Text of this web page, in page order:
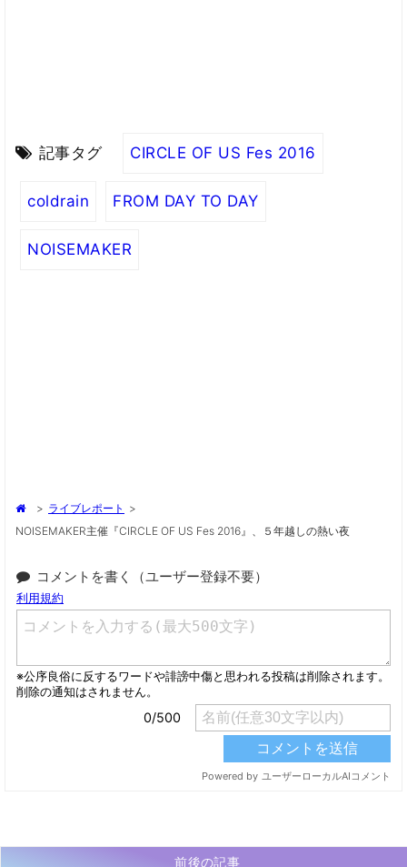
記事タグ CIRCLE OF US Fes 2016
coldrain FROM DAY TO DAY
NOISEMAKER
> ライブレポート >
NOISEMAKER主催『CIRCLE OF US Fes 2016』、５年越しの熱い夜
コメントを書く（ユーザー登録不要）
前後の記事